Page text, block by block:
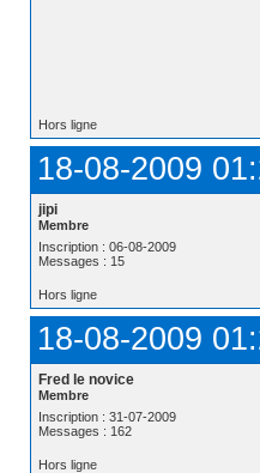
Hors ligne
18-08-2009
jipi
Membre
Inscription : 06-08-2009
Messages : 15
Hors ligne
18-08-2009
Fred le novice
Membre
Inscription : 31-07-2009
Messages : 162
Hors ligne